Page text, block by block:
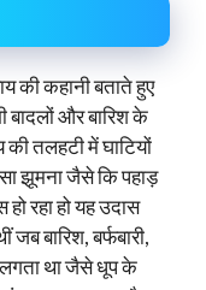
की कहानी बताते हुए
बादलों और बारिश के
तलहटी में घाटियों
झूमना जैसे कि पहाड़
रहा हो यह उदास
बारिश, बर्फबारी,
लगता था जैसे धूप के